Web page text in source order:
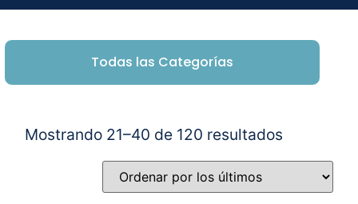
Todas las Categorías
Mostrando 21–40 de 120 resultados